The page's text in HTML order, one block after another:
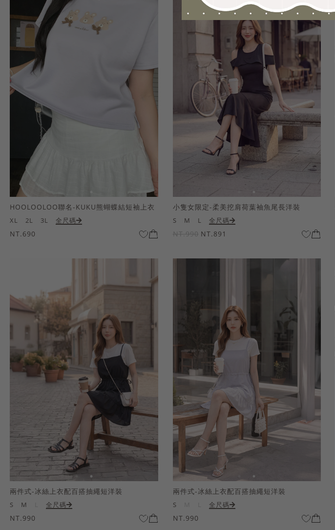
HOOLOOLOO聯名-KUKU熊蝴蝶結短袖上衣
XL 2L 3L 全尺碼
NT.690
小隻女限定-柔美挖肩荷葉袖魚尾長洋裝
S M L 全尺碼
NT.990 NT.891
兩件式-冰絲上衣配百搭抽繩短洋裝
S M 全尺碼
NT.990
兩件式-冰絲上衣配百搭抽繩短洋裝
S 全尺碼
NT.990